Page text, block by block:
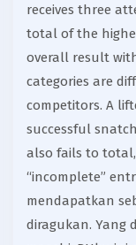
receives three
total of the
overall result
categories are
competitors. A
successful
also fails to
“incomplete”
mendapatkan
diragukan. Yang